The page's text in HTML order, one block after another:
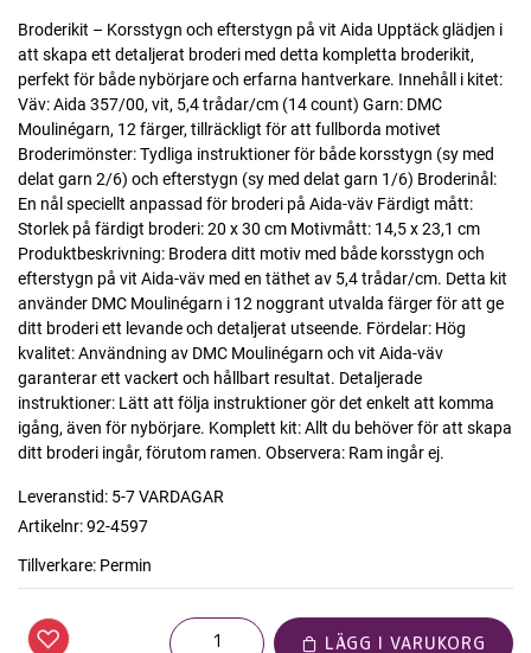
Broderikit – Korsstygn och efterstygn på vit Aida Upptäck glädjen i
att skapa ett detaljerat broderi med detta kompletta broderikit,
perfekt för både nybörjare och erfarna hantverkare. Innehåll i kitet:
Väv: Aida 357/00, vit, 5,4 trådar/cm (14 count) Garn: DMC
Moulinégarn, 12 färger, tillräckligt för att fullborda motivet
Broderimönster: Tydliga instruktioner för både korsstygn (sy med
delat garn 2/6) och efterstygn (sy med delat garn 1/6) Broderinål:
En nål speciellt anpassad för broderi på Aida-väv Färdigt mått:
Storlek på färdigt broderi: 20 x 30 cm Motivmått: 14,5 x 23,1 cm
Produktbeskrivning: Brodera ditt motiv med både korsstygn och
efterstygn på vit Aida-väv med en täthet av 5,4 trådar/cm. Detta kit
använder DMC Moulinégarn i 12 noggrant utvalda färger för att ge
ditt broderi ett levande och detaljerat utseende. Fördelar: Hög
kvalitet: Användning av DMC Moulinégarn och vit Aida-väv
garanterar ett vackert och hållbart resultat. Detaljerade
instruktioner: Lätt att följa instruktioner gör det enkelt att komma
igång, även för nybörjare. Komplett kit: Allt du behöver för att skapa
ditt broderi ingår, förutom ramen. Observera: Ram ingår ej.
Leveranstid: 5-7 VARDAGAR
Artikelnr:92-4597
Tillverkare: Permin
LÄGG I VARUKORG